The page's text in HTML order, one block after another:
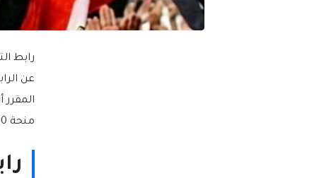
منحة 100 جنيه على بطاقة التموين وهذا ما سوف نستعرضه لكم خلال السطور التالية….